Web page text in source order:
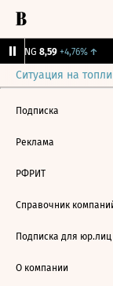
BLNG 8,59 +4,76%↑
Ситуация на
Подписка
Реклама
РФРИТ
Справочник
Подписка для юр.лиц
О компании